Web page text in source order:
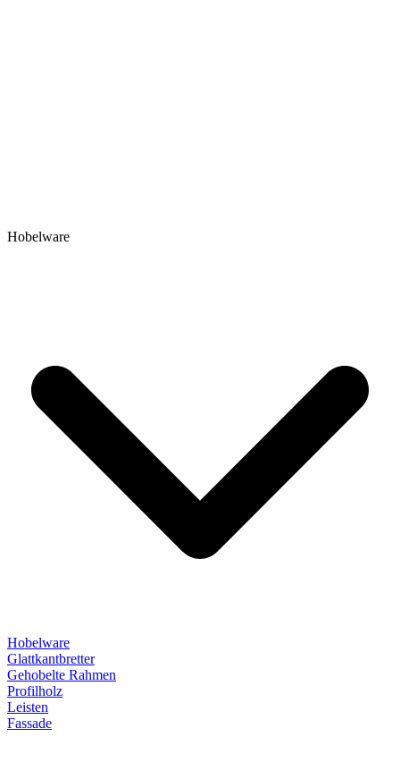
Hobelware
Hobelware
Glattkantbretter
Gehobelte Rahmen
Profilholz
Leisten
Fassade